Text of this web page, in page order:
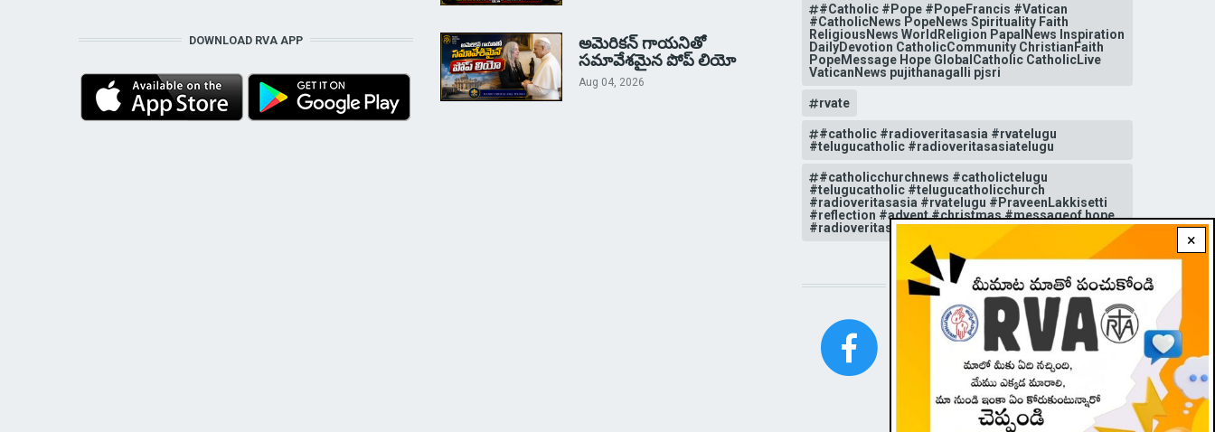
×
DOWNLOAD RVA APP
అమెరికన్ గాయనితో
సమావేశమైన పోప్ లియో
Aug 04, 2026
#Catholic #Pope #PopeFrancis #Vatican
#CatholicNews PopeNews Spirituality Faith
ReligiousNews WorldReligion PapalNews Inspiration
DailyDevotion CatholicCommunity ChristianFaith
PopeMessage Hope GlobalCatholic CatholicLive
VaticanNews pujithanagalli pjsri
rvate
#catholic #radioveritasasia #rvatelugu
#telugucatholic #radioveritasasiatelugu
#catholicchurchnews #catholictelugu
#telugucatholic #telugucatholicchurch
#radioveritasasia #rvatelugu #PraveenLakkisetti
#reflection #advent #christmas #messageof hope
#radioveritas #rvatelugu #viral #insta
STAY CONNECTED WITH US!